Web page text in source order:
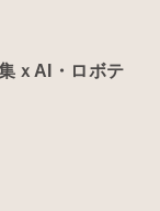
ｘAI・ロボテ